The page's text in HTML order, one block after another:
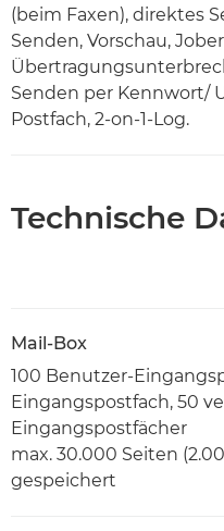
(beim Faxen), direktes
Senden, Vorschau,
Senden per Kennwort/
Postfach, 2-on-1-Log.
Technische
Mail-Box
100 Benutzer-
Eingangspostfach, 50
Eingangspostfächer
max. 30.000 Seiten
gespeichert